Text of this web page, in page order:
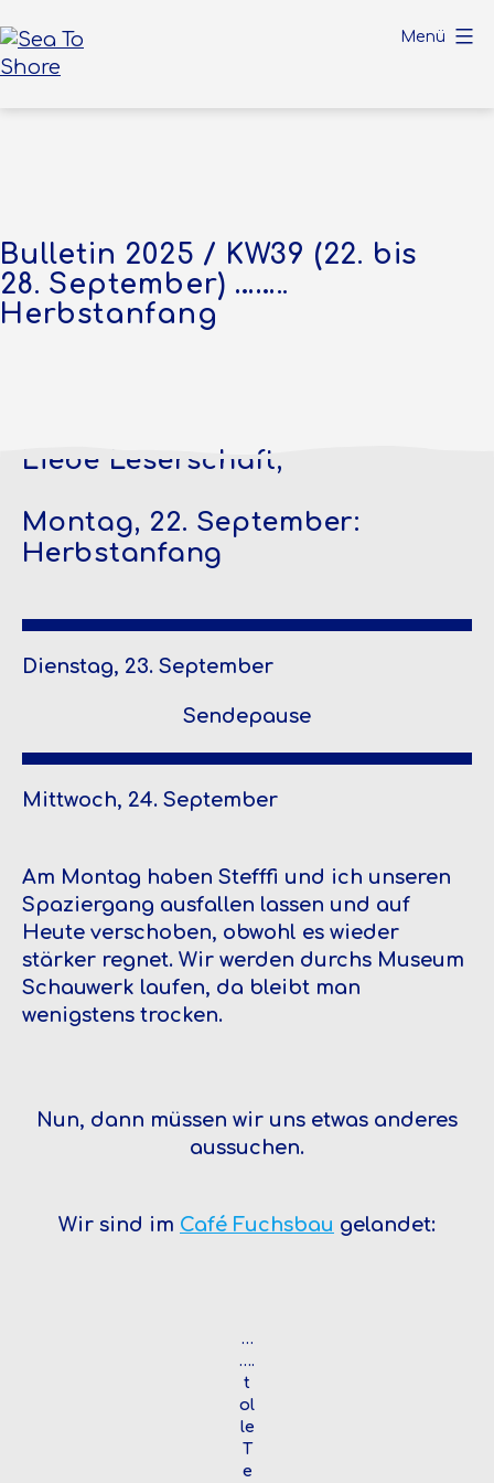
Inhalt
springen
Menü
Bulletin 2025 / KW39 (22. bis
28. September) ……..
Herbstanfang
Liebe Leserschaft,
Montag, 22. September:
Herbstanfang
Dienstag, 23. September
Sendepause
Mittwoch, 24. September
Am Montag haben Stefffi und ich unseren
Spaziergang ausfallen lassen und auf
Heute verschoben, obwohl es wieder
stärker regnet. Wir werden durchs Museum
Schauwerk laufen, da bleibt man
wenigstens trocken.
Nun, dann müssen wir uns etwas anderes
aussuchen.
Wir sind im Café Fuchsbau gelandet:
…
….
t
ol
le
T
e